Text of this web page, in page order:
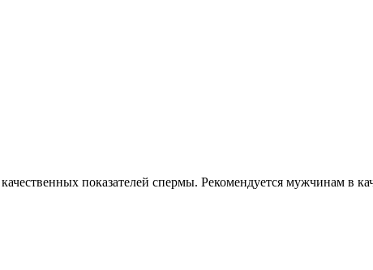
показателей спермы. Рекомендуется мужчинам в